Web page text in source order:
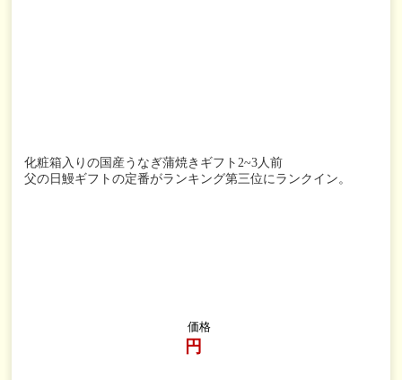
化粧箱入りの国産うなぎ蒲焼きギフト2~3人前
父の日鰻ギフトの定番がランキング第三位にランクイン。